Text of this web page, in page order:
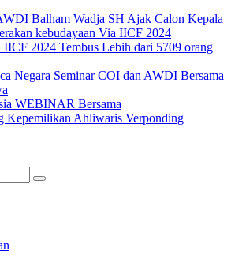
Balham Wadja SH Ajak Calon Kepala
kebudayaan Via IICF 2024
2024 Tembus Lebih dari 5709 orang
Negara Seminar COI dan AWDI Bersama
WEBINAR Bersama
Kepemilikan Ahliwaris Verponding